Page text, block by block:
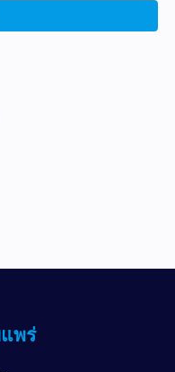
แพร่